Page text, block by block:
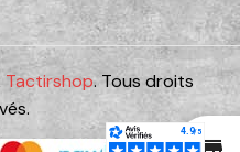
Tactirshop. Tous droits